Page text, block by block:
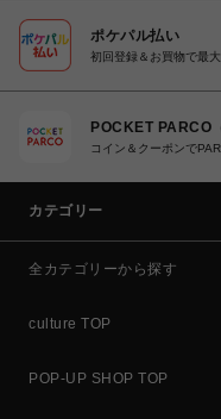
ポケパル払い
初回登録＆お買物で最
POCKET PARCO
コイン＆クーポンで
カテゴリー
全カテゴリーから探す
culture TOP
POP-UP SHOP TOP